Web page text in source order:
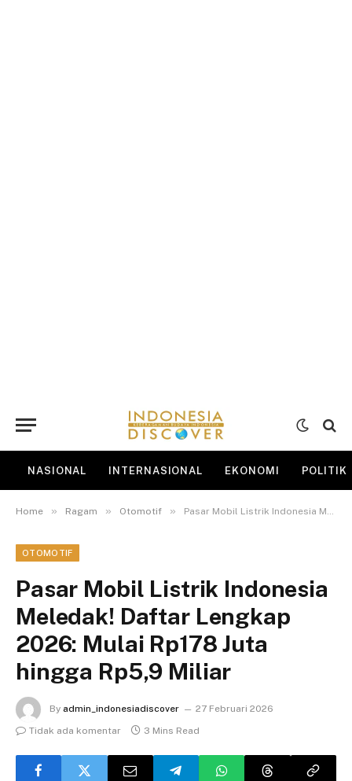
NASIONAL INTERNASIONAL EKONOMI POLITIK
Home » Ragam » Otomotif » Pasar Mobil Listrik Indonesia Meledak! Daftar Lengkap 2026: Mulai Rp178 Juta hingga Rp5,9 Miliar
OTOMOTIF
Pasar Mobil Listrik Indonesia
Meledak! Daftar Lengkap
2026: Mulai Rp178 Juta
hingga Rp5,9 Miliar
By admin_indonesiadiscover
27 Februari 2026
Tidak ada komentar
3 Mins Read